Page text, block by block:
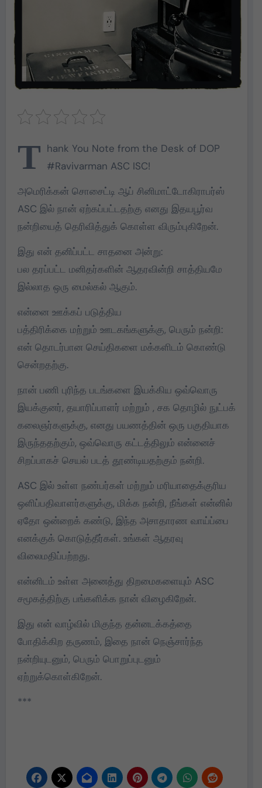
T hank You Note from the Desk of DOP
#Ravivarman ASC ISC!
அமெரிக்கன் சொசைட்டி ஆப் சினிமாட்டோகிராபர்ஸ்
ASC இல் நான் ஏற்கப்பட்டதற்கு எனது இதயபூர்வ
நன்றியைத் தெரிவித்துக் கொள்ள விரும்புகிறேன்.
இது என் தனிப்பட்ட சாதனை அன்று:
பல தரப்பட்ட மனிதர்களின் ஆதரவின்றி சாத்தியமே
இல்லாத ஒரு மைல்கல் ஆகும்.
என்னை ஊக்கப் படுத்திய
பத்திரிக்கை மற்றும் ஊடகங்களுக்கு, பெரும் நன்றி:
என் தொடர்பான செய்திகளை மக்களிடம் கொண்டு
சென்றதற்கு.
நான் பணி புரிந்த படங்களை இயக்கிய ஒவ்வொரு
இயக்குனர், தயாரிப்பாளர் மற்றும் , சக தொழில் நுட்பக்
கலைஞர்களுக்கு, எனது பயணத்தின் ஒரு பகுதியாக
இருந்ததற்கும், ஒவ்வொரு கட்டத்திலும் என்னைச்
சிறப்பாகச் செயல் படத் தூண்டியதற்கும் நன்றி.
ASC இல் உள்ள நண்பர்கள் மற்றும் மரியாதைக்குரிய
ஒளிப்பதிவாளர்களுக்கு, மிக்க நன்றி, நீங்கள் என்னில்
ஏதோ ஒன்றைக் கண்டு, இந்த அசாதாரண வாய்ப்பை
எனக்குக் கொடுத்தீர்கள். உங்கள் ஆதரவு
விலைமதிப்பற்றது.
என்னிடம் உள்ள அனைத்து திறமைகளையும் ASC
சமூகத்திற்கு பங்களிக்க நான் விழைகிறேன்.
இது என் வாழ்வில் மிகுந்த தன்னடக்கத்தை
போதிக்கிற தருணம், இதை நான் நெஞ்சார்ந்த
நன்றியுடனும், பெரும் பொறுப்புடனும்
ஏற்றுக்கொள்கிறேன்.
***